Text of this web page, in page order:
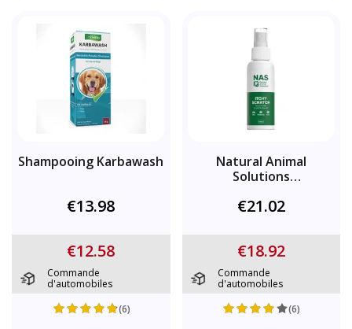
Shampooing Karbawash
€13.98
€12.58
Commande
d'automobiles
(6)
Natural Animal
Solutions
€21.02
€18.92
Commande
d'automobiles
(6)